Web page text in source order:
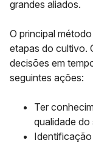
grandes aliados.
O principal
etapas do cultivo.
decisões em
seguintes ações:
Ter
qualidade do